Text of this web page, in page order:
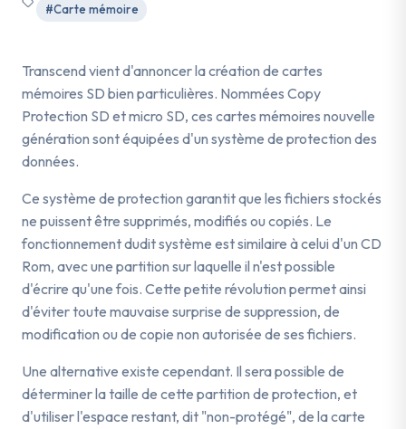
#Carte mémoire
Transcend vient d'annoncer la création de cartes
mémoires SD bien particulières. Nommées Copy
Protection SD et micro SD, ces cartes mémoires nouvelle
génération sont équipées d'un système de protection des
données.
Ce système de protection garantit que les fichiers stockés
ne puissent être supprimés, modifiés ou copiés. Le
fonctionnement dudit système est similaire à celui d'un CD
Rom, avec une partition sur laquelle il n'est possible
d'écrire qu'une fois. Cette petite révolution permet ainsi
d'éviter toute mauvaise surprise de suppression, de
modification ou de copie non autorisée de ses fichiers.
Une alternative existe cependant. Il sera possible de
déterminer la taille de cette partition de protection, et
d'utiliser l'espace restant, dit "non-protégé", de la carte